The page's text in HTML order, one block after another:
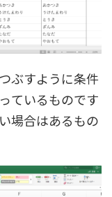
ぶすように条件
ているものです
場合はあるもの